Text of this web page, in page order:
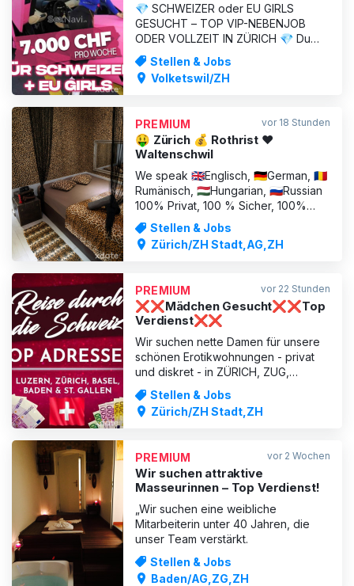
💎 SCHWEIZER oder EU GIRLS
GESUCHT – TOP VIP-NEBENJOB
ODER VOLLZEIT IN ZÜRICH 💎 Du
möchtest in wenigen Stunden 1000
Franken verdienen und nicht den
ganzen Tag auf Kundschaft warten?
VIP-Privatclub der Schweiz ✨ Seit
über 15 Jahren
Stellen & Jobs
Volketswil/ZH
PREMIUM vor 18 Stunden
🤑 Zürich 💰 Rothrist ❤️
Waltenschwil
We speak 🇬🇧Englisch, 🇩🇪German, 🇷🇴
Rumänisch, 🇭🇺Hungarian, 🇷🇺Russian
100% Privat, 100 % Sicher, 100%
Legal, 100% Bargeld SOFORT in der
Schweiz und auch in Deutschland!
Hier wo täglich 40-50 Gäste auf DICH
absolut konkurrenzlose Privat
Stellen & Jobs
Zürich/ZH Stadt,AG,ZH
PREMIUM vor 22 Stunden
❌❌Mädchen Gesucht❌❌Top
Verdienst❌❌
Wir suchen nette Damen für unsere
schönen Erotikwohnungen - privat
und diskret - in ZÜRICH, ZUG,
LUZERN, St. GALLEN, BERN Termin-
Damen, Festdamen, auch
internationale Damen, sowie
ist garantiert! Wir helfen bei der
Bewilligun
Stellen & Jobs
Zürich/ZH Stadt,ZH
PREMIUM vor 2 Wochen
Wir suchen attraktive
Masseurinnen – Top Verdienst!
„Wir suchen eine weibliche
Mitarbeiterin unter 40 Jahren, die
unser Team verstärkt.
Stellen & Jobs
Baden/AG,ZG,ZH